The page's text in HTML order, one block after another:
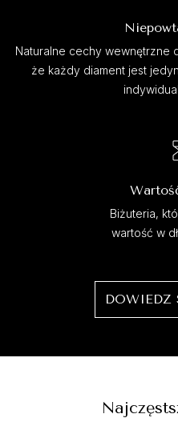
Naturalne cechy wewnętrzne
że każdy diament jest
Biżuteria,
wartość w
DOWIEDZ